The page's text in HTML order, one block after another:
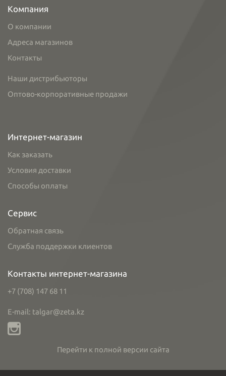
Компания
О компании
Адреса магазинов
Контакты
Наши дистрибьюторы
Оптово-корпоративные продажи
Интернет-магазин
Как заказать
Условия доставки
Способы оплаты
Сервис
Обратная связь
Служба поддержки клиентов
Контакты интернет-магазина
+7 (708) 147 68 11
E-mail: talgar@zeta.kz
Перейти к полной версии сайта